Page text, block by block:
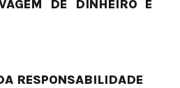
DE DINHEIRO E
RESPONSABILIDADE